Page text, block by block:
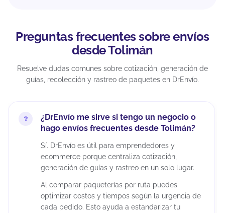
Preguntas frecuentes sobre envíos
desde Tolimán
Resuelve dudas comunes sobre cotización, generación de
guías, recolección y rastreo de paquetes en DrEnvío.
¿DrEnvío me sirve si tengo un negocio o
hago envíos frecuentes desde Tolimán?
Sí. DrEnvío es útil para emprendedores y
ecommerce porque centraliza cotización,
generación de guías y rastreo en un solo lugar.
Al comparar paqueterías por ruta puedes
optimizar costos y tiempos según la urgencia de
cada pedido. Esto ayuda a estandarizar tu